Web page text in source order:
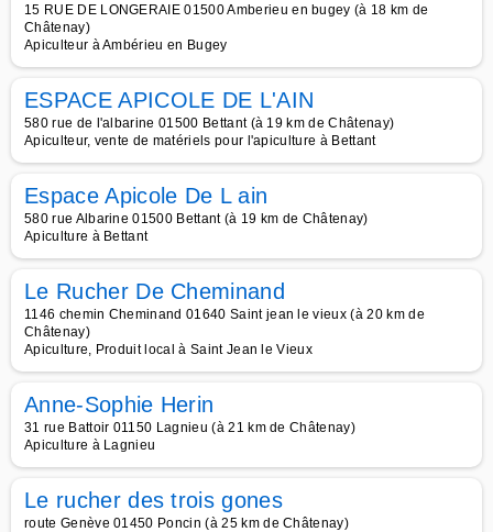
15 RUE DE LONGERAIE 01500 Amberieu en bugey (à 18 km de
Châtenay)
Apiculteur à Ambérieu en Bugey
ESPACE APICOLE DE L'AIN
580 rue de l'albarine 01500 Bettant (à 19 km de Châtenay)
Apiculteur, vente de matériels pour l'apiculture à Bettant
Espace Apicole De L ain
580 rue Albarine 01500 Bettant (à 19 km de Châtenay)
Apiculture à Bettant
Le Rucher De Cheminand
1146 chemin Cheminand 01640 Saint jean le vieux (à 20 km de
Châtenay)
Apiculture, Produit local à Saint Jean le Vieux
Anne-Sophie Herin
31 rue Battoir 01150 Lagnieu (à 21 km de Châtenay)
Apiculture à Lagnieu
Le rucher des trois gones
route Genève 01450 Poncin (à 25 km de Châtenay)